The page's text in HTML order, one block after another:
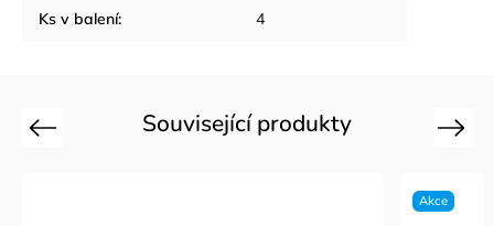
Ks v balení: 4
Související produkty
Previous
Akce
Next